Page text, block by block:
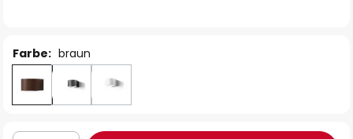
Farbe: braun